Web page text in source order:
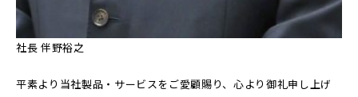
社長 伴野裕之
平素より当社製品・サービスをご愛顧賜り、心より御礼申し上げ